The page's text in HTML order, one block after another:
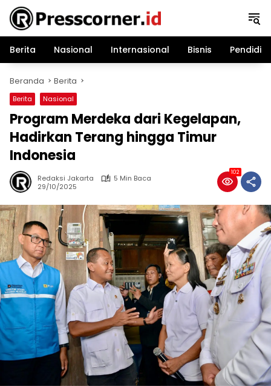
Langsung
konten
Berita
Nasional Internasional Bisnis
Beranda Berita
Berita Nasional
Program Merdeka dari Kegelapan,
Hadirkan Terang hingga Timur
Indonesia
Redaksi Jakarta
5 Min Baca
29/10/2025
102